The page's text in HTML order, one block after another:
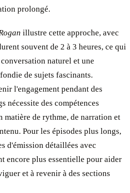
prolongé.
illustre cette approche, avec
souvent de 2 à 3 heures, ce qui
naturel et une
de sujets fascinants.
l'engagement pendant des
nécessite des compétences
matière de rythme, de narration et
Pour les épisodes plus longs,
d'émission détaillées avec
encore plus essentielle pour aider
et à revenir à des sections